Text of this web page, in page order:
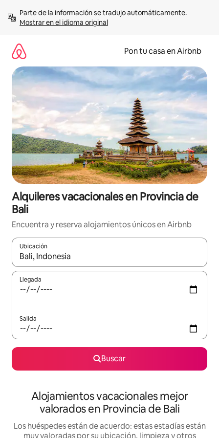
contenidoMostrar en el idioma original
Pon tu casa en Airbnb
Alquileres vacacionales en Provincia de
Bali
Encuentra y reserva alojamientos únicos en Airbnb
Ubicación
Cuando los resultados estén disponibles, navega con las
Llegada
Salida
Buscar
Alojamientos vacacionales mejor
valorados en Provincia de Bali
Los huéspedes están de acuerdo: estas estadías están
muy valoradas por su ubicación, limpieza y otros